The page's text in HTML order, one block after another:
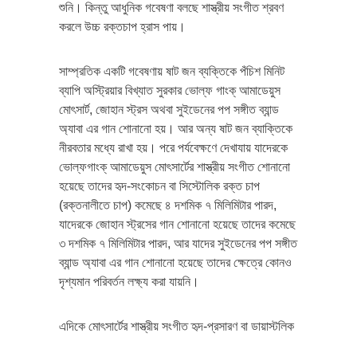
শুনি। কিন্তু আধুনিক গবেষণা বলছে শাস্ত্রীয় সংগীত শ্রবণ
করলে উচ্চ রক্তচাপ হ্রাস পায়।
সাম্প্রতিক একটি গবেষণায় ষাট জন ব্যক্তিকে পঁচিশ মিনিট
ব্যাপি অস্ট্রিয়ার বিখ্যাত সুরকার ভোল্‌ফ গাংক্‌ আমাডেয়ুস
মোৎসার্ট, জোহান স্ট্রস অথবা সুইডেনের পপ সঙ্গীত ব্যান্ড
অ্যাবা এর গান শোনানো হয়। আর অন্য ষাট জন ব্যাক্তিকে
নীরবতার মধ্যে রাখা হয়। পরে পর্যবেক্ষণে দেখাযায় যাদেরকে
ভোল্‌ফগাংক্‌ আমাডেয়ুস মোৎসার্টের শাস্ত্রীয় সংগীত শোনানো
হয়েছে তাদের হৃদ-সংকোচন বা সিস্টোলিক রক্ত চাপ
(রক্তনালীতে চাপ) কমেছে ৪ দশমিক ৭ মিলিমিটার পারদ,
যাদেরকে জোহান স্ট্রসের গান শোনানো হয়েছে তাদের কমেছে
৩ দশমিক ৭ মিলিমিটার পারদ, আর যাদের সুইডেনের পপ সঙ্গীত
ব্যান্ড অ্যাবা এর গান শোনানো হয়েছে তাদের ক্ষেত্রে কোনও
দৃশ্যমান পরিবর্তন লক্ষ্য করা যায়নি।
এদিকে মোৎসার্টের শাস্ত্রীয় সংগীত হৃদ-প্রসারণ বা ডায়াস্টলিক